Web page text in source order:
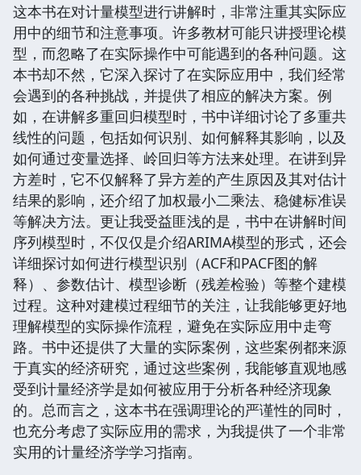
这本书在对计量模型进行讲解时，非常注重其实际应
用中的细节和注意事项。许多教材可能只讲授理论模
型，而忽略了在实际操作中可能遇到的各种问题。这
本书却不然，它深入探讨了在实际应用中，我们经常
会遇到的各种挑战，并提供了相应的解决方案。例
如，在讲解多重回归模型时，书中详细讨论了多重共
线性的问题，包括如何识别、如何解释其影响，以及
如何通过变量选择、岭回归等方法来处理。在讲到异
方差时，它不仅解释了异方差的产生原因及其对估计
结果的影响，还介绍了加权最小二乘法、稳健标准误
等解决方法。更让我受益匪浅的是，书中在讲解时间
序列模型时，不仅仅是介绍ARIMA模型的形式，还会
详细探讨如何进行模型识别（ACF和PACF图的解
释）、参数估计、模型诊断（残差检验）等整个建模
过程。这种对建模过程细节的关注，让我能够更好地
理解模型的实际操作流程，避免在实际应用中走弯
路。书中还提供了大量的实际案例，这些案例都来源
于真实的经济研究，通过这些案例，我能够直观地感
受到计量经济学是如何被应用于分析各种经济现象
的。总而言之，这本书在强调理论的严谨性的同时，
也充分考虑了实际应用的需求，为我提供了一个非常
实用的计量经济学学习指南。